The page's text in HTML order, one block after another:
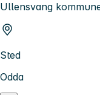
Ullensvang
Sted
Odda